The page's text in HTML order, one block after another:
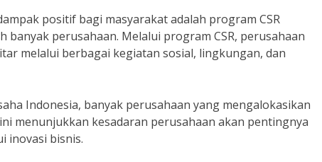
positif bagi masyarakat adalah program CSR
perusahaan. Melalui program CSR, perusahaan
melalui berbagai kegiatan sosial, lingkungan, dan
Indonesia, banyak perusahaan yang mengalokasikan
menunjukkan kesadaran perusahaan akan pentingnya
inovasi bisnis.